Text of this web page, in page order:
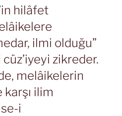
hilâfet
ilmi olduğu”
zikreder.
melâikelerin
karşı ilim
i